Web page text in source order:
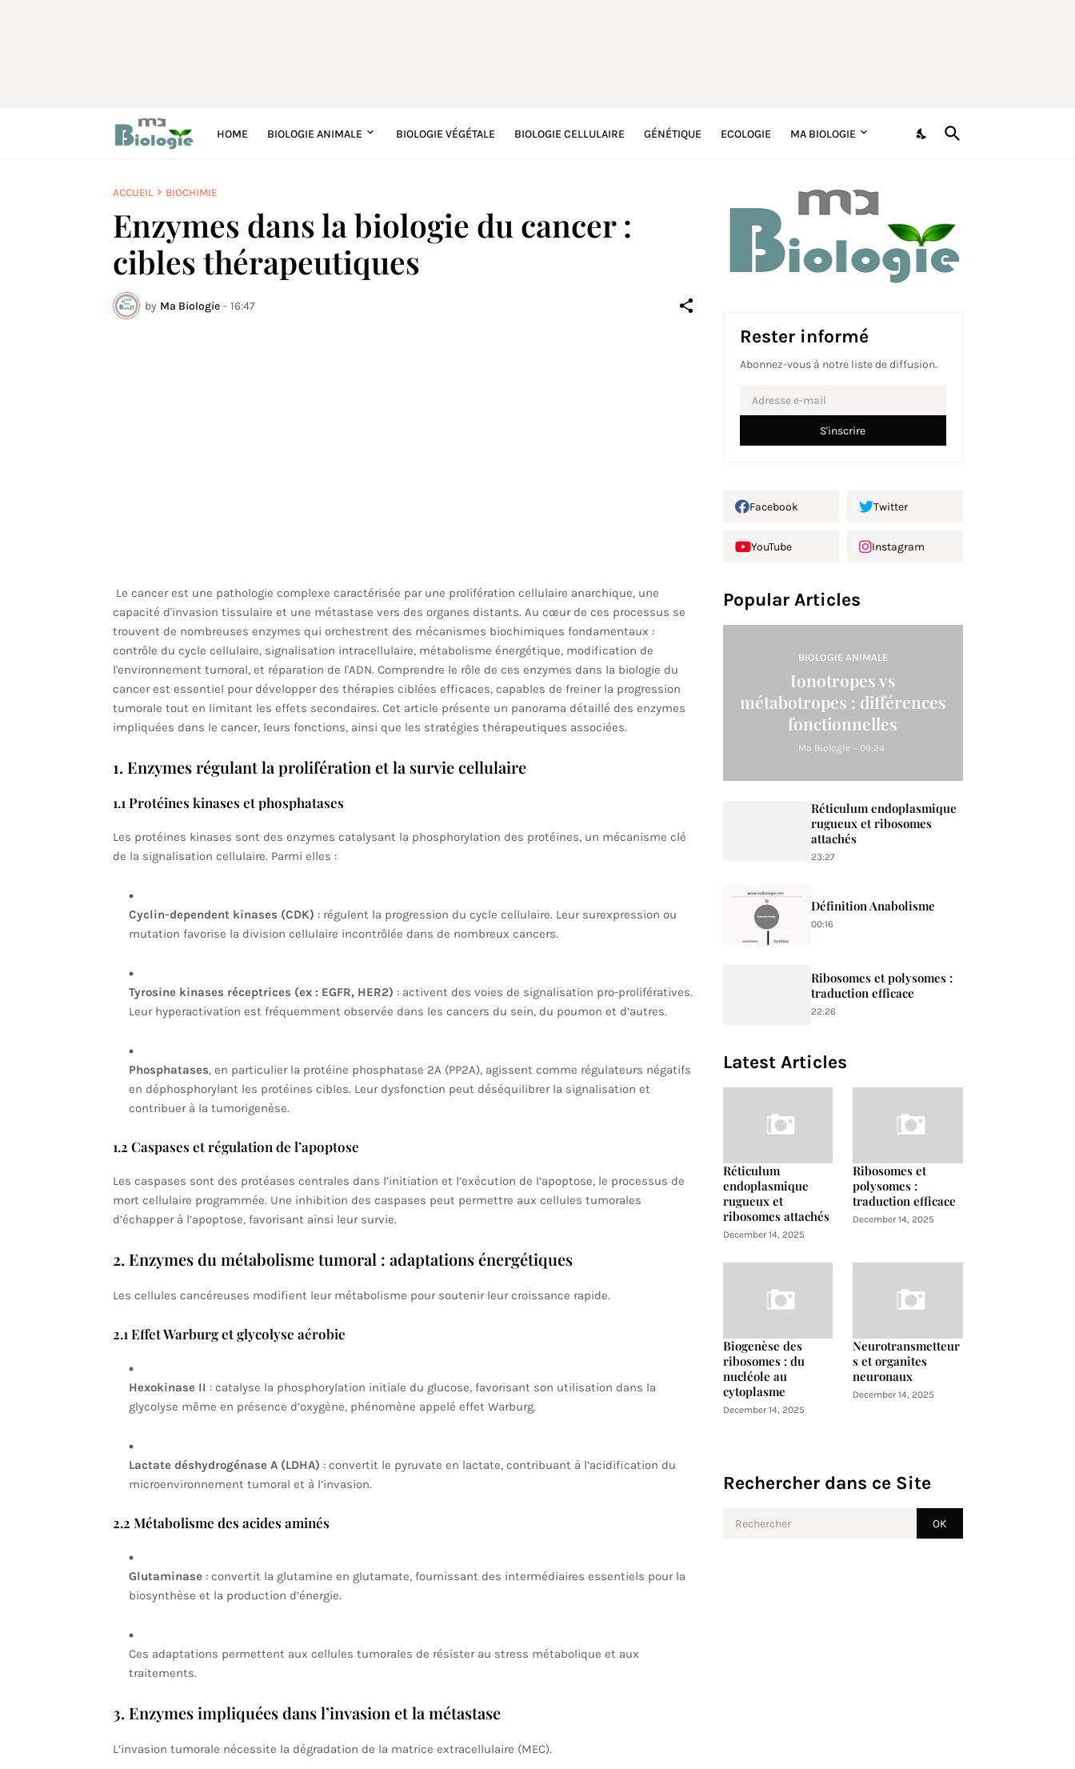
HOME BIOLOGIE ANIMALE BIOLOGIE VÉGÉTALE BIOLOGIE CELLULAIRE GÉNÉTIQUE ECOLOGIE MA BIOLOGIE
ACCUEIL BIOCHIMIE
Enzymes dans la biologie du cancer :
cibles thérapeutiques
by Ma Biologie - 16:47
Le cancer est une pathologie complexe caractérisée par une prolifération cellulaire anarchique, une
capacité d'invasion tissulaire et une métastase vers des organes distants. Au cœur de ces processus se
trouvent de nombreuses enzymes qui orchestrent des mécanismes biochimiques fondamentaux :
contrôle du cycle cellulaire, signalisation intracellulaire, métabolisme énergétique, modification de
l'environnement tumoral, et réparation de l'ADN. Comprendre le rôle de ces enzymes dans la biologie du
cancer est essentiel pour développer des thérapies ciblées efficaces, capables de freiner la progression
tumorale tout en limitant les effets secondaires. Cet article présente un panorama détaillé des enzymes
impliquées dans le cancer, leurs fonctions, ainsi que les stratégies thérapeutiques associées.
1. Enzymes régulant la prolifération et la survie cellulaire
1.1 Protéines kinases et phosphatases
Les protéines kinases sont des enzymes catalysant la phosphorylation des protéines, un mécanisme clé
de la signalisation cellulaire. Parmi elles :
Cyclin-dependent kinases (CDK) : régulent la progression du cycle cellulaire. Leur surexpression ou
mutation favorise la division cellulaire incontrôlée dans de nombreux cancers.
Tyrosine kinases réceptrices (ex : EGFR, HER2) : activent des voies de signalisation pro-prolifératives.
Leur hyperactivation est fréquemment observée dans les cancers du sein, du poumon et d’autres.
Phosphatases, en particulier la protéine phosphatase 2A (PP2A), agissent comme régulateurs négatifs
en déphosphorylant les protéines cibles. Leur dysfonction peut déséquilibrer la signalisation et
contribuer à la tumorigenèse.
1.2 Caspases et régulation de l’apoptose
Les caspases sont des protéases centrales dans l’initiation et l’exécution de l’apoptose, le processus de
mort cellulaire programmée. Une inhibition des caspases peut permettre aux cellules tumorales
d’échapper à l’apoptose, favorisant ainsi leur survie.
2. Enzymes du métabolisme tumoral : adaptations énergétiques
Les cellules cancéreuses modifient leur métabolisme pour soutenir leur croissance rapide.
2.1 Effet Warburg et glycolyse aérobie
Hexokinase II : catalyse la phosphorylation initiale du glucose, favorisant son utilisation dans la
glycolyse même en présence d’oxygène, phénomène appelé effet Warburg.
Lactate déshydrogénase A (LDHA) : convertit le pyruvate en lactate, contribuant à l’acidification du
microenvironnement tumoral et à l’invasion.
2.2 Métabolisme des acides aminés
Glutaminase: convertit la glutamine en glutamate, fournissant des intermédiaires essentiels pour la
biosynthèse et la production d’énergie.
Ces adaptations permettent aux cellules tumorales de résister au stress métabolique et aux
traitements.
3. Enzymes impliquées dans l’invasion et la métastase
L’invasion tumorale nécessite la dégradation de la matrice extracellulaire (MEC).
Rester informé
Abonnez-vous à notre liste de diffusion.
Facebook Twitter
YouTube Instagram
Popular Articles
BIOLOGIE ANIMALE
Ionotropes vs
métabotropes : différences
fonctionnelles
Ma Biologie - 09:24
Réticulum endoplasmique
rugueux et ribosomes
attachés
23:27
Définition Anabolisme
00:16
Ribosomes et polysomes :
traduction efficace
22:26
Latest Articles
Réticulum
endoplasmique
rugueux et
ribosomes attachés
December 14, 2025
Ribosomes et
polysomes :
traduction efficace
December 14, 2025
Biogenèse des
ribosomes : du
nucléole au
cytoplasme
December 14, 2025
Neurotransmetteur
s et organites
neuronaux
December 14, 2025
Rechercher dans ce Site